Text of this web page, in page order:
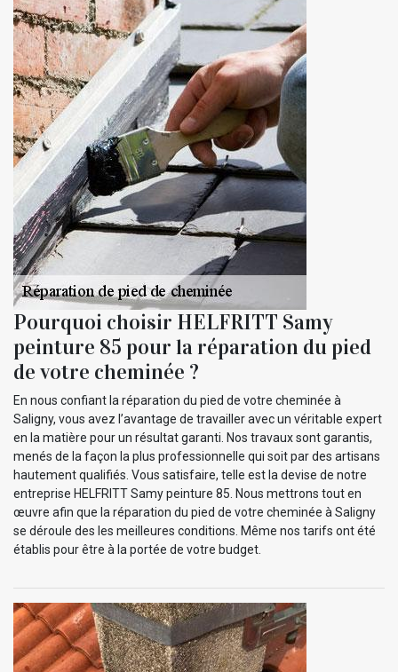
Pourquoi choisir HELFRITT Samy
peinture 85 pour la réparation du pied
de votre cheminée ?
En nous confiant la réparation du pied de votre cheminée à
Saligny, vous avez l’avantage de travailler avec un véritable expert
en la matière pour un résultat garanti. Nos travaux sont garantis,
menés de la façon la plus professionnelle qui soit par des artisans
hautement qualifiés. Vous satisfaire, telle est la devise de notre
entreprise HELFRITT Samy peinture 85. Nous mettrons tout en
œuvre afin que la réparation du pied de votre cheminée à Saligny
se déroule des les meilleures conditions. Même nos tarifs ont été
établis pour être à la portée de votre budget.